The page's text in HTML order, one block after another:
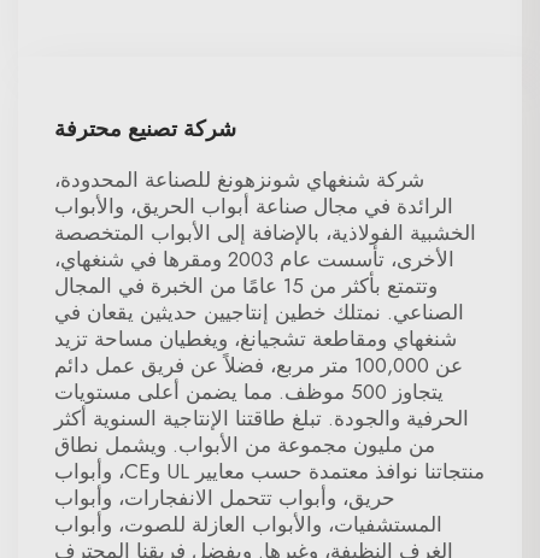
شركة تصنيع محترفة
شركة شنغهاي شونزهونغ للصناعة المحدودة،
الرائدة في مجال صناعة أبواب الحريق، والأبواب
الخشبية الفولاذية، بالإضافة إلى الأبواب المتخصصة
الأخرى، تأسست عام 2003 ومقرها في شنغهاي،
وتتمتع بأكثر من 15 عامًا من الخبرة في المجال
الصناعي. نمتلك خطين إنتاجيين حديثين يقعان في
شنغهاي ومقاطعة تشجيانغ، ويغطيان مساحة تزيد
عن 100,000 متر مربع، فضلاً عن فريق عمل دائم
يتجاوز 500 موظف. مما يضمن أعلى مستويات
الحرفية والجودة. تبلغ طاقتنا الإنتاجية السنوية أكثر
من مليون مجموعة من الأبواب. ويشمل نطاق
منتجاتنا نوافذ معتمدة حسب معايير UL وCE، وأبواب
حريق، وأبواب تتحمل الانفجارات، وأبواب
المستشفيات، والأبواب العازلة للصوت، وأبواب
الغرف النظيفة، وغيرها. وبفضل فريقنا المحترف